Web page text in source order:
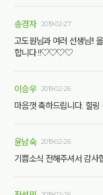
송경자 2019-02-27
고도원님과 여러 선생님!!
합니다 !!♡♡♡♡
이승우 2019-02-26
마음껏 축하드립니다. 힐
윤남숙 2019-02-26
기쁨소식 전해주셔서 감사